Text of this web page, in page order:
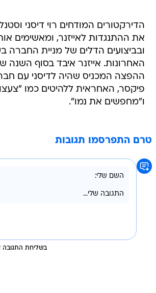
הדירקטורים המודחים רוי דיסני
את ההתנגדות לאייזנר, ומאשימים
ובביצועים הדלים של מניית החברה
האחרונות. אייזנר איבד בסוף השנה
ההפצה המכניס שהיה לדיסני עם
פיקסר, האחראית ללהיטים כמו
ו"מחפשים את נמו".
טרם התפרסמו תגובות
בשליחת התגובה